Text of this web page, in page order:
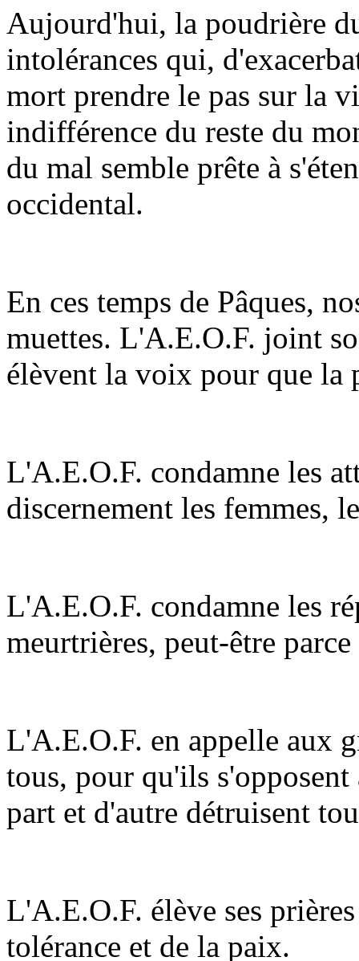
Aujourd'hui, la poudrière
intolérances qui,
mort prendre le pas sur la
indifférence du reste du
du mal semble prête à
occidental.
En ces temps de Pâques,
muettes. L'A.E.O.F. joint
élèvent la voix pour que la
L'A.E.O.F. condamne les
discernement les femmes,
L'A.E.O.F. condamne les
meurtrières, peut-être parce
L'A.E.O.F. en appelle aux
tous, pour qu'ils
part et d'autre détruisent
L'A.E.O.F. élève ses
tolérance et de la paix.